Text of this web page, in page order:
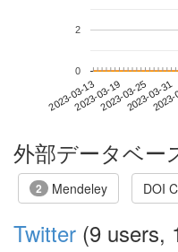
2023-03-132023-03-192023-03-252023-03-31
0
2
外部データベー
2 Mendeley DOI
Twitter (9 users,